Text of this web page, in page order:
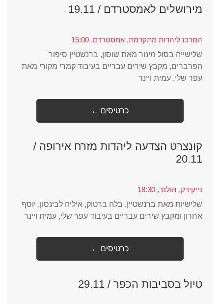
מירושלים לאמסטרדם / 19.11
המרכז ליהדות מתקדמת, אמסטרדם, 15:00
שלישייה בסול מינור מאת שוסון, ברנשטיין סיפור
הפרברים, מקבץ שירים עבריים בעיבוד קמרי מקורי מאת
עפר שלי, עמית ויינר
← כרטיסים
קונצרט הצדעה ליהדות מזרח אירופה /
20.11
נייקירק, הולנד, 18:30
שלישיות מאת ברנשטיין, בלה ברטוק, איליה לבינסון, יוסף
אחרון ומקבץ שירים עבריים בעיבוד עפר שלי, עמית ויינר
← כרטיסים
טיול בסביבות הכפר / 29.11